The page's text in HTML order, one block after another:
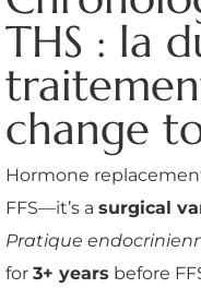
THS : la
change
Hormone
FFS—it’s a surgical
Pratique
for 3+ years before